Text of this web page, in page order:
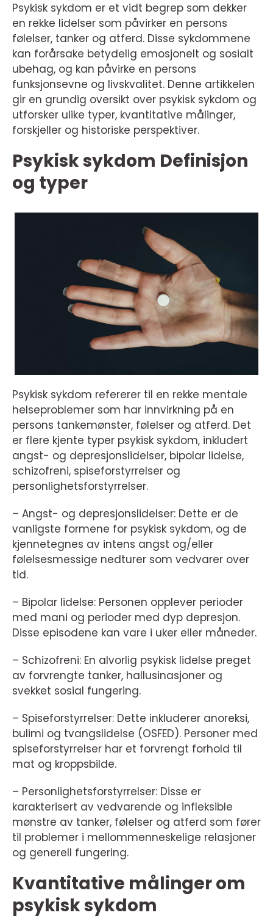
Psykisk sykdom er et vidt begrep som dekker
en rekke lidelser som påvirker en persons
følelser, tanker og atferd. Disse sykdommene
kan forårsake betydelig emosjonelt og sosialt
ubehag, og kan påvirke en persons
funksjonsevne og livskvalitet. Denne artikkelen
gir en grundig oversikt over psykisk sykdom og
utforsker ulike typer, kvantitative målinger,
forskjeller og historiske perspektiver.
Psykisk sykdom Definisjon
og typer
Psykisk sykdom refererer til en rekke mentale
helseproblemer som har innvirkning på en
persons tankemønster, følelser og atferd. Det
er flere kjente typer psykisk sykdom, inkludert
angst- og depresjonslidelser, bipolar lidelse,
schizofreni, spiseforstyrrelser og
personlighetsforstyrrelser.
– Angst- og depresjonslidelser: Dette er de
vanligste formene for psykisk sykdom, og de
kjennetegnes av intens angst og/eller
følelsesmessige nedturer som vedvarer over
tid.
– Bipolar lidelse: Personen opplever perioder
med mani og perioder med dyp depresjon.
Disse episodene kan vare i uker eller måneder.
– Schizofreni: En alvorlig psykisk lidelse preget
av forvrengte tanker, hallusinasjoner og
svekket sosial fungering.
– Spiseforstyrrelser: Dette inkluderer anoreksi,
bulimi og tvangslidelse (OSFED). Personer med
spiseforstyrrelser har et forvrengt forhold til
mat og kroppsbilde.
– Personlighetsforstyrrelser: Disse er
karakterisert av vedvarende og infleksible
mønstre av tanker, følelser og atferd som fører
til problemer i mellommenneskelige relasjoner
og generell fungering.
Kvantitative målinger om
psykisk sykdom